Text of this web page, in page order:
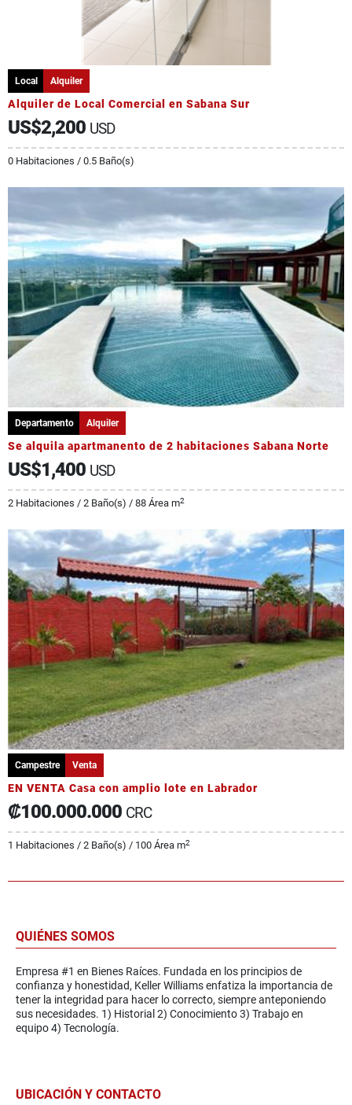
Local Alquiler
Alquiler de Local Comercial en Sabana Sur
US$2,200 USD
0 Habitaciones / 0.5 Baño(s)
Departamento Alquiler
Se alquila apartmanento de 2 habitaciones Sabana Norte
US$1,400 USD
2 Habitaciones / 2 Baño(s) / 88 Área m2
Campestre Venta
EN VENTA Casa con amplio lote en Labrador
₡100.000.000 CRC
1 Habitaciones / 2 Baño(s) / 100 Área m2
QUIÉNES SOMOS
Empresa #1 en Bienes Raíces. Fundada en los principios de
confianza y honestidad, Keller Williams enfatiza la importancia de
tener la integridad para hacer lo correcto, siempre anteponiendo
sus necesidades. 1) Historial 2) Conocimiento 3) Trabajo en
equipo 4) Tecnología.
UBICACIÓN Y CONTACTO